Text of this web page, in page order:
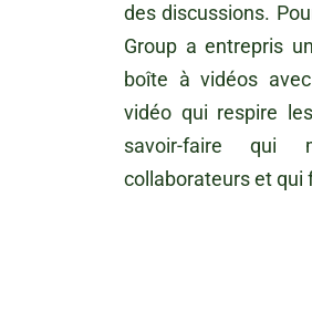
des discussions.
Group a entrepris
boîte à vidéos
vidéo qui respire
savoir-faire
collaborateurs et qui